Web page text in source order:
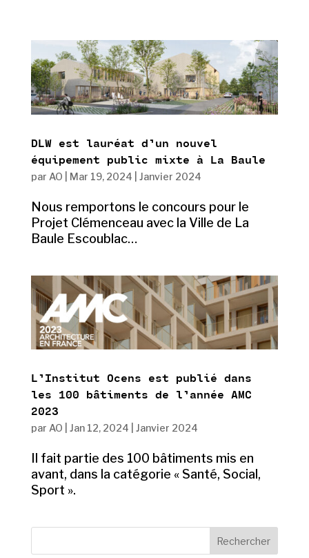
DLW est lauréat d’un nouvel
équipement public mixte à La Baule
par AO Mar 19, 2024 Janvier 2024
Nous remportons le concours pour le
Projet Clémenceau avec la Ville de La
Baule Escoublac…
L’Institut Ocens est publié dans
les 100 bâtiments de l’année AMC
2023
par AO Jan 12, 2024 Janvier 2024
Il fait partie des 100 bâtiments mis en
avant, dans la catégorie « Santé, Social,
Sport ».
Rechercher